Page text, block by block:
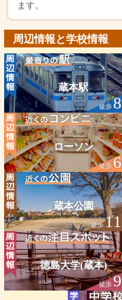
ます。
周辺情報と学校情報
蔵本駅
徒歩8
ローソン
徒歩6
蔵本公園
徒歩11
徳島大学(蔵本)
徒歩9